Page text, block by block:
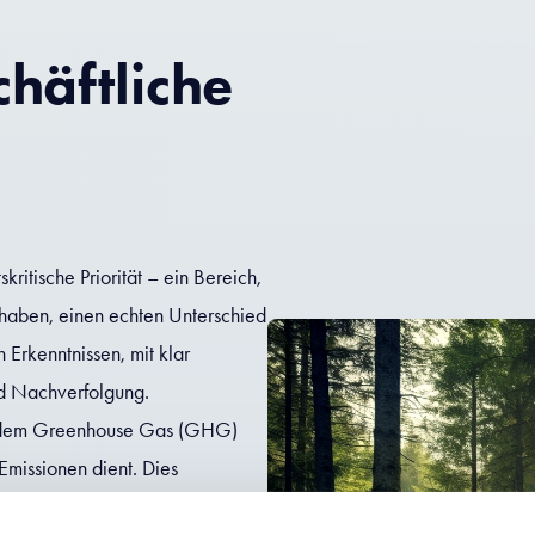
Priorität – ein Bereich,
einen echten Unterschied
mit klar
Nachverfolgung.
Greenhouse Gas (GHG)
dient. Dies